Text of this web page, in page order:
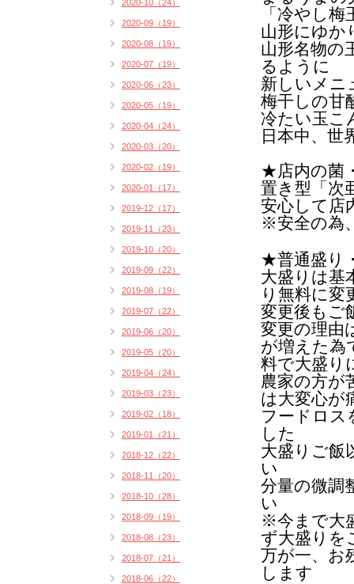
「冷やし
山形にゆか
山形名物の
るように
新しいメニ
梅干しの甘
冷たい玉こ
日本中、世
★店内の菌
置き型「次
安心して店
※安全の為
★普通盛り
大盛りは基
り無料に変
変更後もご
変更の理由
が増えた為
料で大盛り
農家の方が
は大変心が
フードロス
した
大盛りご飯
い
分量の微調
い
※今まで大
ず大盛りを
万が一、お
します
2020-10（24）
2020-09（19）
2020-08（19）
2020-07（19）
2020-06（23）
2020-05（19）
2020-04（24）
2020-03（20）
2020-02（19）
2020-01（17）
2019-12（17）
2019-11（23）
2019-10（20）
2019-09（22）
2019-08（19）
2019-07（22）
2019-06（20）
2019-05（20）
2019-04（24）
2019-03（23）
2019-02（18）
2019-01（21）
2018-12（22）
2018-11（20）
2018-10（28）
2018-09（19）
2018-08（23）
2018-07（21）
2018-06（22）